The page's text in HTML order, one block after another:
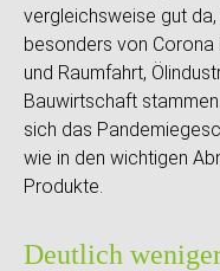
vergleichsweise gut
besonders von
und Raumfahrt,
Bauwirtschaft
sich das
wie in den wichtigen
Produkte.
Deutlich